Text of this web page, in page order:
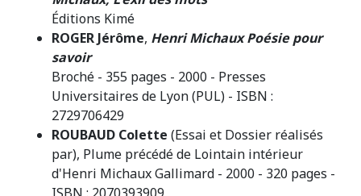
Éditions Kimé
ROGER Jérôme, Henri Michaux Poésie pour
savoir
Broché - 355 pages - 2000 - Presses
Universitaires de Lyon (PUL) - ISBN :
2729706429
ROUBAUD Colette (Essai et Dossier réalisés
par), Plume précédé de Lointain intérieur
d'Henri Michaux Gallimard - 2000 - 320 pages -